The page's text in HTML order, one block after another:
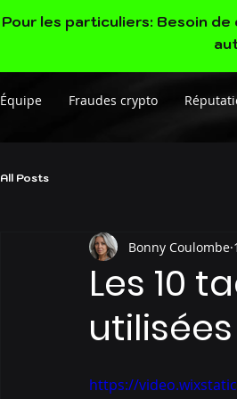
Pour les particuliers: Besoin
Équipe Fraudes crypto
All Posts
Les 10
Bonny Coulombe
https://